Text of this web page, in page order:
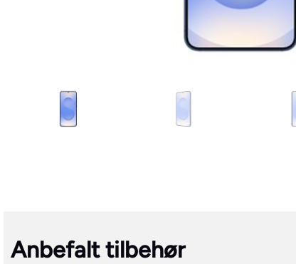
Anbefalt tilbehør